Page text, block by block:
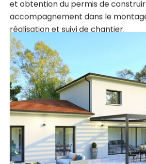
accompagnement dans le montage
réalisation et suivi de chantier.